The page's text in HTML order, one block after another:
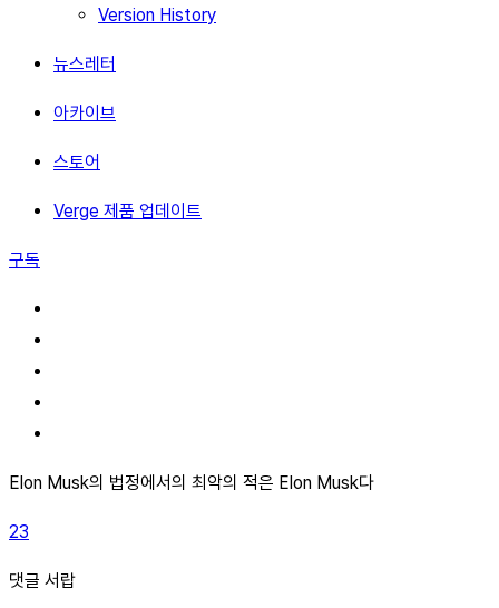
Version History
뉴스레터
아카이브
스토어
Verge 제품 업데이트
구독
Elon Musk의 법정에서의 최악의 적은 Elon Musk다
23
댓글 서랍